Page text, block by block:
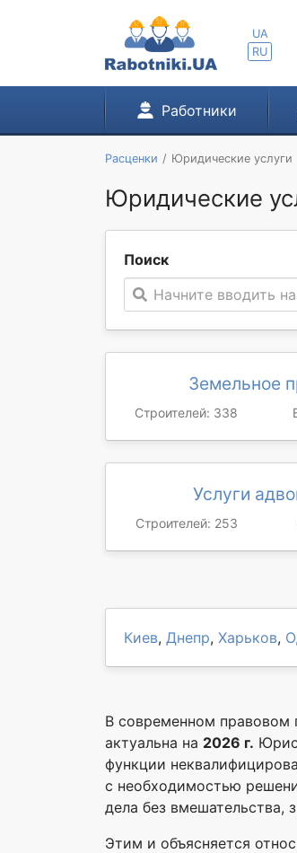
UA
RU
Работники
Расценки Юридические услуги
Юридические
Поиск
Начните вводить
Земельное
Строителей: 338
Услуги
Строителей: 253
Киев, Днепр, Харьков,
В современном правовом
актуальна на 2026 г.
функции
с необходимостью
дела без вмешательства,
Этим и объясняется